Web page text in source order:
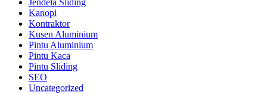
Jendela Sliding
Kanopi
Kontraktor
Kusen Aluminium
Pintu Aluminium
Pintu Kaca
Pintu Sliding
SEO
Uncategorized